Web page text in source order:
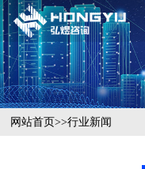
网站首页>>行业新闻